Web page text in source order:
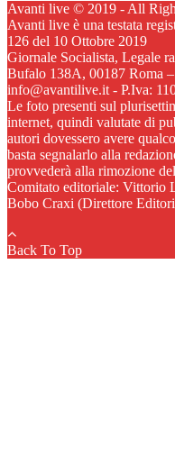
Avanti live © 2019 - All
Avanti live è una testata
126 del 10 Ottobre 2019
Giornale Socialista, Legale
Bufalo 138A, 00187 Roma
info@avantilive.it - P.Iva:
Le foto presenti sul
internet, quindi valutate di
autori dovessero avere
basta segnalarlo alla
provvederà alla rimozione
Comitato editoriale: Vittorio
Bobo Craxi (Direttore
Back To Top